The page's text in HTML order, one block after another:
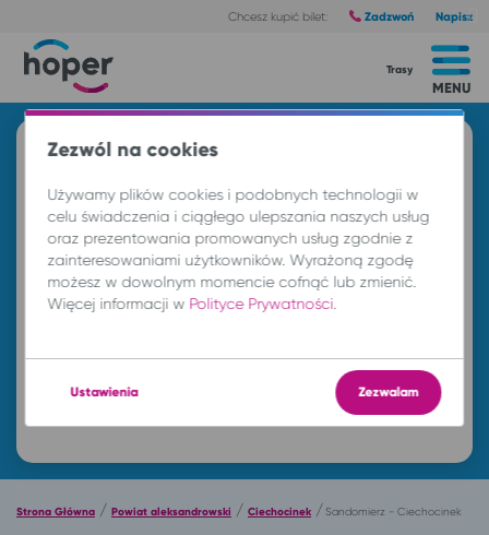
Chcesz kupić bilet: Zadzwoń Napisz
MENU
Trasy
Strona Główna / Powiat aleksandrowski / Ciechocinek /Sandomierz - Ciechocinek
Zezwól na cookies
Używamy plików cookies i podobnych technologii w
celu świadczenia i ciągłego ulepszania naszych usług
oraz prezentowania promowanych usług zgodnie z
zainteresowaniami użytkowników. Wyrażoną zgodę
możesz w dowolnym momencie cofnąć lub zmienić.
Więcej informacji w Polityce Prywatności.
Ustawienia Zezwalam